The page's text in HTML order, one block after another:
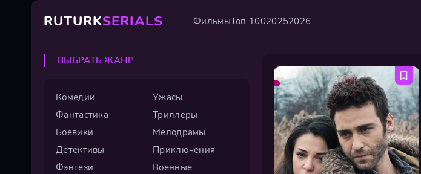
RUTURKSERIALS ФильмыТоп 10020252026
ВЫБРАТЬ ЖАНР
Комедии
Ужасы
Фантастика
Триллеры
Боевики
Мелодрамы
Детективы
Приключения
Фэнтези
Военные